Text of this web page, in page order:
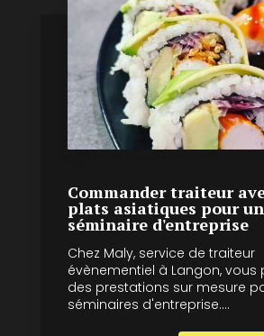
Commander traiteur
plats asiatiques pour
séminaire d'entreprise
Chez Maly, service de traiteur
évènementiel à Langon, vous
des prestations sur mesure
séminaires d'entreprise....